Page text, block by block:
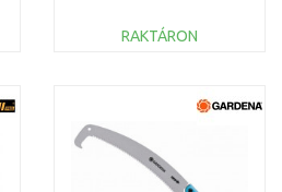
RAKTÁRON
Összehasonlítás